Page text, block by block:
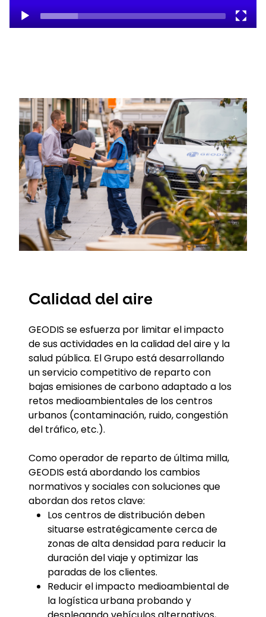
Keepeek
Calidad del aire
GEODIS se esfuerza por limitar el impacto
de sus actividades en la calidad del aire y la
salud pública. El Grupo está desarrollando
un servicio competitivo de reparto con
bajas emisiones de carbono adaptado a los
retos medioambientales de los centros
urbanos (contaminación, ruido, congestión
del tráfico, etc.).
Como operador de reparto de última milla,
GEODIS está abordando los cambios
normativos y sociales con soluciones que
abordan dos retos clave:
Los centros de distribución deben
situarse estratégicamente cerca de
zonas de alta densidad para reducir la
duración del viaje y optimizar las
paradas de los clientes.
Reducir el impacto medioambiental de
la logística urbana probando y